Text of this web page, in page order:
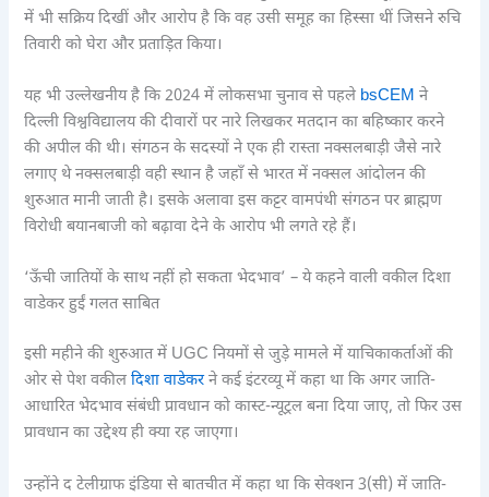
में भी सक्रिय दिखीं और आरोप है कि वह उसी समूह का हिस्सा थीं जिसने रुचि
तिवारी को घेरा और प्रताड़ित किया।
यह भी उल्लेखनीय है कि 2024 में लोकसभा चुनाव से पहले bsCEM ने
दिल्ली विश्वविद्यालय की दीवारों पर नारे लिखकर मतदान का बहिष्कार करने
की अपील की थी। संगठन के सदस्यों ने एक ही रास्ता नक्सलबाड़ी जैसे नारे
लगाए थे नक्सलबाड़ी वही स्थान है जहाँ से भारत में नक्सल आंदोलन की
शुरुआत मानी जाती है। इसके अलावा इस कट्टर वामपंथी संगठन पर ब्राह्मण
विरोधी बयानबाजी को बढ़ावा देने के आरोप भी लगते रहे हैं।
‘ऊँची जातियों के साथ नहीं हो सकता भेदभाव’ – ये कहने वाली वकील दिशा
वाडेकर हुईं गलत साबित
इसी महीने की शुरुआत में UGC नियमों से जुड़े मामले में याचिकाकर्ताओं की
ओर से पेश वकीलदिशा वाडेकरने कई इंटरव्यू में कहा था कि अगर जाति-
आधारित भेदभाव संबंधी प्रावधान को कास्ट-न्यूट्रल बना दिया जाए, तो फिर उस
प्रावधान का उद्देश्य ही क्या रह जाएगा।
उन्होंने द टेलीग्राफ इंडिया से बातचीत में कहा था कि सेक्शन 3(सी) में जाति-